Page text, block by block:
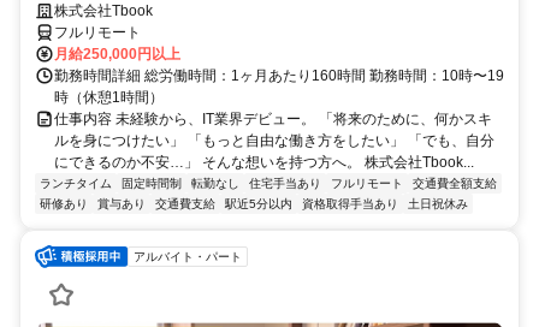
株式会社Tbook
フルリモート
月給250,000円以上
勤務時間詳細 総労働時間：1ヶ月あたり160時間 勤務時間：10時〜19
時（休憩1時間）
仕事内容 未経験から、IT業界デビュー。 「将来のために、何かスキ
ルを身につけたい」 「もっと自由な働き方をしたい」 「でも、自分
にできるのか不安…」 そんな想いを持つ方へ。 株式会社Tbook...
ランチタイム 固定時間制 転勤なし 住宅手当あり フルリモート
交通費全額支給
研修あり
賞与あり 交通費支給 駅近5分以内 資格取得手当あり 土日祝休み
アルバイト・パート